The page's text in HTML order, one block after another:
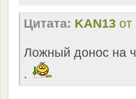
Цитата: KAN13 от
Ложный донос на
.